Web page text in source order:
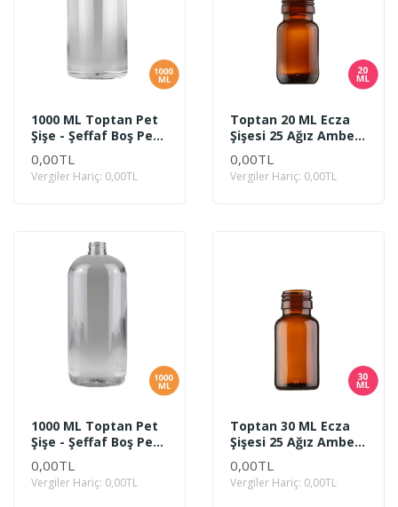
1000 ML Toptan Pet
Şişe - Şeffaf Boş Pet
Şişe 1 Litre
0,00TL
Vergiler Hariç: 0,00TL
Toptan 20 ML Ecza
Şişesi 25 Ağız Amber
Renk Cam
0,00TL
Vergiler Hariç: 0,00TL
1000 ML Toptan Pet
Şişe - Şeffaf Boş Pet
Şişe 1 Litre Oval
0,00TL
Vergiler Hariç: 0,00TL
Toptan 30 ML Ecza
Şişesi 25 Ağız Amber
Renk Cam
0,00TL
Vergiler Hariç: 0,00TL